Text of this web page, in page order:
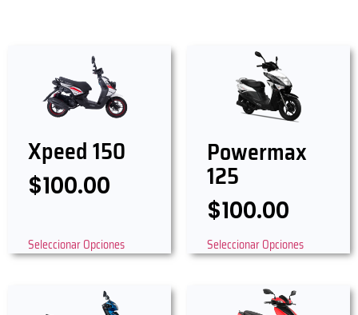
Xpeed 150
$100.00
Seleccionar Opciones
Powermax
125
$100.00
Seleccionar Opciones